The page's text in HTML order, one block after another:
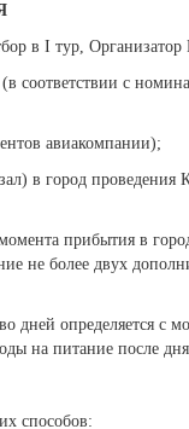
в I тур, Организатор
соответствии с
авиакомпании);
в город проведения
прибытия в
не более двух
дней определяется с
на питание после
способов: